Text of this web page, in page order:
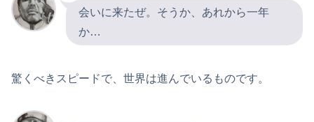
会いに来たぜ。そうか、あれから一年
か…
驚くべきスピードで、世界は進んでいるものです。